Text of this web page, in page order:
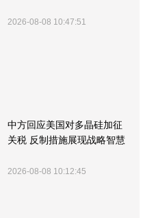
2026-08-08 10:47:51
中方回应美国对多晶硅加征
关税 反制措施展现战略智慧
2026-08-08 10:12:45